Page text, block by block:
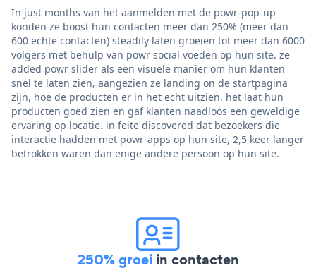
In just months van het aanmelden met de powr-pop-up
konden ze boost hun contacten meer dan 250% (meer dan
600 echte contacten) steadily laten groeien tot meer dan 6000
volgers met behulp van powr social voeden op hun site. ze
added powr slider als een visuele manier om hun klanten
snel te laten zien, aangezien ze landing on de startpagina
zijn, hoe de producten er in het echt uitzien. het laat hun
producten goed zien en gaf klanten naadloos een geweldige
ervaring op locatie. in feite discovered dat bezoekers die
interactie hadden met powr-apps op hun site, 2,5 keer langer
betrokken waren dan enige andere persoon op hun site.
250% groei in contacten